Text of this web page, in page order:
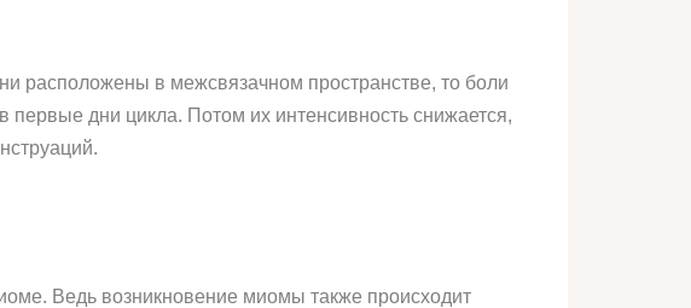
расположены в межсвязачном пространстве, то боли
дни цикла. Потом их интенсивность снижается,
Ведь возникновение миомы также происходит